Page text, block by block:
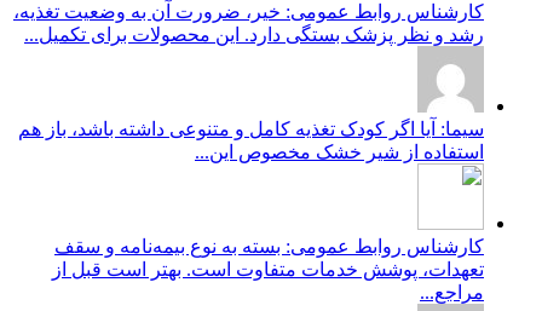
کارشناس روابط عمومی: خیر، ضرورت آن به وضعیت تغذیه،
رشد و نظر پزشک بستگی دارد. این محصولات برای تکمیل...
سیما: آیا اگر کودک تغذیه کامل و متنوعی داشته باشد، باز هم
استفاده از شیر خشک مخصوص این...
کارشناس روابط عمومی: بسته به نوع بیمه‌نامه و سقف
تعهدات، پوشش خدمات متفاوت است. بهتر است قبل از
مراجع...